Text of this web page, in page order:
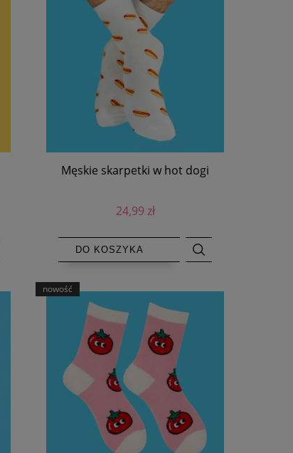
Męskie skarpetki w hot dogi
24,99 zł
DO KOSZYKA
nowość